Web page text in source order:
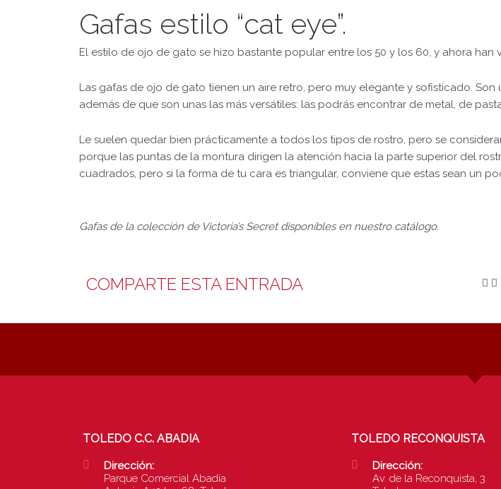
Gafas estilo “cat eye”.
El estilo de ojo de gato se hizo bastante popular entre los 50 y los 60, y ahora han
Las gafas de ojo de gato tienen un aire retro, pero muy elegante y sofisticado.
además de que son unas las más versátiles: las podrás encontrar de metal, de
Le suelen quedar bien prácticamente a todos los tipos de rostro, pero se
porque las puntas de la montura dirigen la atención hacia la parte superior del
cuadrados, pero si la forma de tu cara es triangular, conviene que estas sean un
Gafas de la colección de Victoria’s Secret disponibles en nuestro catálogo.
COMPARTE ESTA ENTRADA
TOLEDO C.C. ABADIA
Dirección:
Parque Comercial Abadía
TOLEDO RECONQUISTA
Dirección:
Av. de la Reconquista, 3